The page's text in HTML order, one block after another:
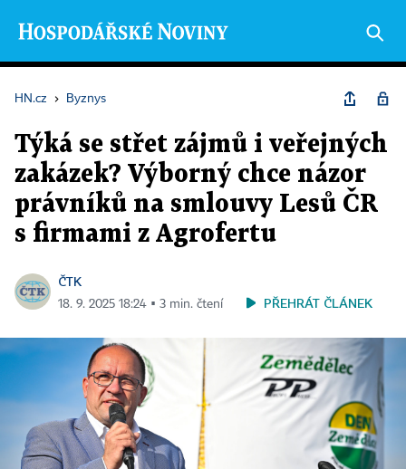
HN.cz › Byznys
Týká se střet zájmů i veřejných
zakázek? Výborný chce názor
právníků na smlouvy Lesů ČR
s firmami z Agrofertu
ČTK
18. 9. 2025 18:24 ▪ 3 min. čtení PŘEHRÁT ČLÁNEK